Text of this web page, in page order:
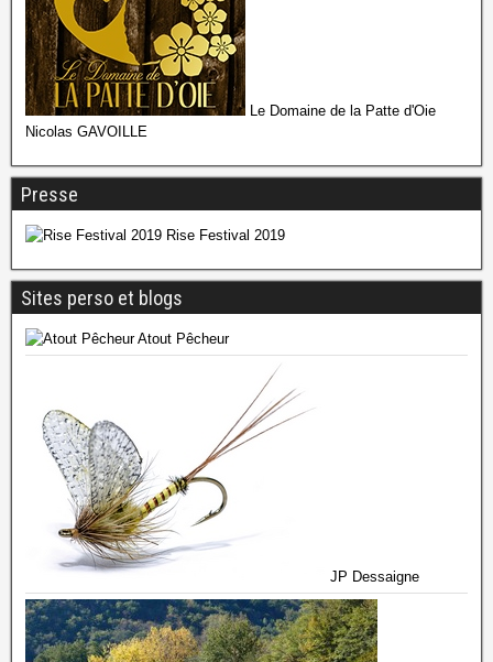
Le Domaine de la Patte d'Oie
Nicolas GAVOILLE
Presse
Rise Festival 2019
Sites perso et blogs
Atout Pêcheur
JP Dessaigne